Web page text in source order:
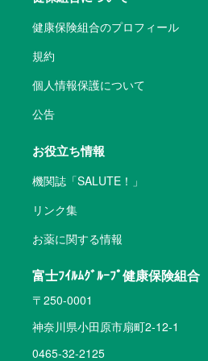
健康保険組合のプロフィール
規約
個人情報保護について
公告
お役立ち情報
機関誌「SALUTE！」
リンク集
お薬に関する情報
富士ﾌｲﾙﾑｸﾞﾙｰﾌﾟ健康保険組合
〒250-0001
神奈川県小田原市扇町2-12-1
0465-32-2125